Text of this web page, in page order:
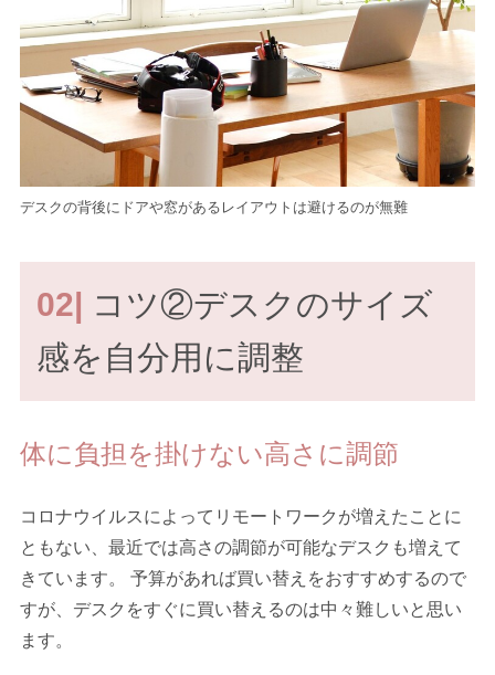
デスクの背後にドアや窓があるレイアウトは避けるのが無難
02|
コツ②デスクのサイズ
感を自分用に調整
体に負担を掛けない高さに調節
コロナウイルスによってリモートワークが増えたことに
ともない、最近では高さの調節が可能なデスクも増えて
きています。 予算があれば買い替えをおすすめするので
すが、デスクをすぐに買い替えるのは中々難しいと思い
ます。